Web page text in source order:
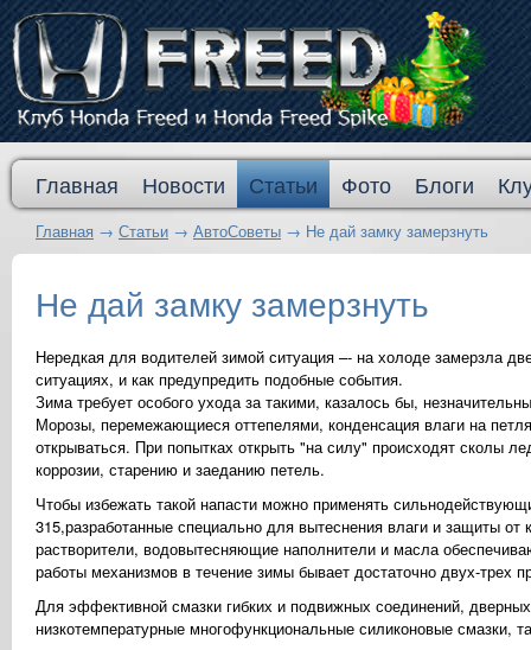
Главная Новости Статьи Фото Блоги
Главная → Статьи → АвтоСоветы → Не дай замку замерзнуть
Не дай замку замерзнуть
Нередкая для водителей зимой ситуация –- на холоде замерзла
ситуациях, и как предупредить подобные события.
Зима требует особого ухода за такими, казалось бы,
Морозы, перемежающиеся оттепелями, конденсация влаги на
открываться. При попытках открыть "на силу" происходят сколы
коррозии, старению и заеданию петель.
Чтобы избежать такой напасти можно применять
315,разработанные специально для вытеснения влаги и защиты
растворители, водовытесняющие наполнители и масла
работы механизмов в течение зимы бывает достаточно двух-трех
Для эффективной смазки гибких и подвижных соединений,
низкотемпературные многофункциональные силиконовые смазки,